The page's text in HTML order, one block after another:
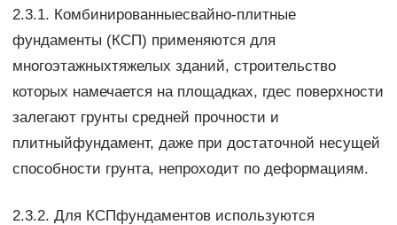
2.3.1. Комбинированныесвайно-плитные
фундаменты (КСП) применяются для
многоэтажныхтяжелых зданий, строительство
которых намечается на площадках, гдес поверхности
залегают грунты средней прочности и
плитныйфундамент, даже при достаточной несущей
способности грунта, непроходит по деформациям.
2.3.2. Для КСПфундаментов используются